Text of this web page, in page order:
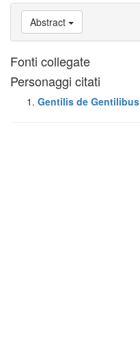
Abstract
Fonti collegate
Personaggi citati
Gentilis de Gentilibus